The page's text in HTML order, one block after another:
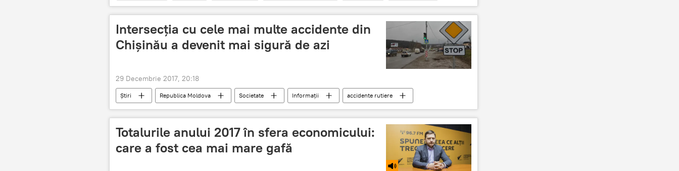
China
Beijing Ministerul Economiei și Infrastructurii export
sclavi
Intersecția cu cele mai multe accidente din
Chișinău a devenit mai sigură de azi
29 Decembrie 2017, 20:18
Știri Republica Moldova Societate Informații
accidente rutiere
ambuteiaj
șoseaua Balcani
Totalurile anului 2017 în sfera economicului:
care a fost cea mai mare gafă